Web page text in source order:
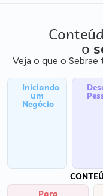
o
Veja o que o
Iniciando
um
Negócio
Para